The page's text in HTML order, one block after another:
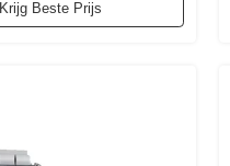
Krijg Beste Prijs